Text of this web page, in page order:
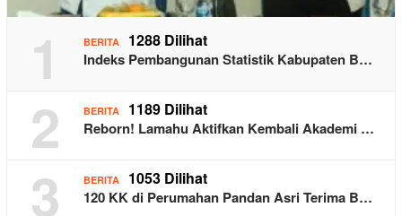
1 BERITA 1288 Dilihat
Indeks Pembangunan Statistik Kabupaten B…
2 BERITA 1189 Dilihat
Reborn! Lamahu Aktifkan Kembali Akademi …
3 BERITA 1053 Dilihat
120 KK di Perumahan Pandan Asri Terima B…